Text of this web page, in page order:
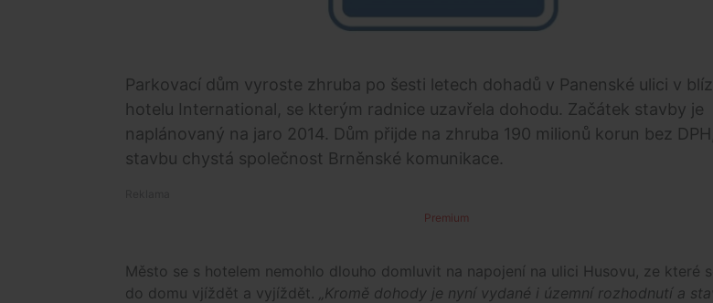
Parkovací dům vyroste zhruba po šesti letech dohadů v Panenské ulici v
hotelu International, se kterým radnice uzavřela dohodu. Začátek stavby je
naplánovaný na jaro 2014. Dům přijde na zhruba 190 milionů korun bez DPH,
stavbu chystá společnost Brněnské komunikace.
Premium
Město se s hotelem nemohlo dlouho domluvit na napojení na ulici Husovu, ze které
do domu vjíždět a vyjíždět.
„Kromě dohody je nyní vydané i územní rozhodnutí a